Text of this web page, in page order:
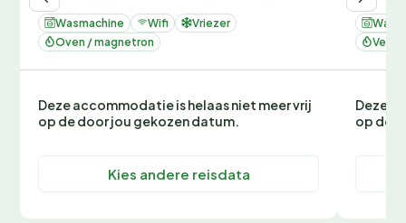
Wasmachine Wifi
Vriezer
Oven / magnetron
Deze accommodatie is helaas niet meer vrij
op de door jou gekozen datum.
Kies andere reisdata
Deze
op de